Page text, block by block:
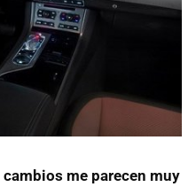
cambios me parecen muy